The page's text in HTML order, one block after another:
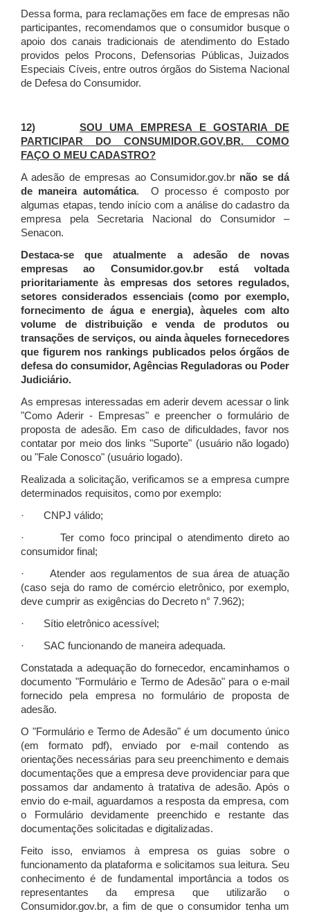
Dessa forma, para reclamações em face de empresas não
participantes, recomendamos que o consumidor busque o
apoio dos canais tradicionais de atendimento do Estado
providos pelos Procons, Defensorias Públicas, Juizados
Especiais Cíveis, entre outros órgãos do Sistema Nacional
de Defesa do Consumidor.
12) SOU UMA EMPRESA E GOSTARIA DE
PARTICIPAR DO CONSUMIDOR.GOV.BR. COMO
FAÇO O MEU CADASTRO?
A adesão de empresas ao Consumidor.gov.br não se dá
de maneira automática. O processo é composto por
algumas etapas, tendo início com a análise do cadastro da
empresa pela Secretaria Nacional do Consumidor –
Senacon.
Destaca-se que atualmente a adesão de novas
empresas ao Consumidor.gov.br está voltada
prioritariamente às empresas dos setores regulados,
setores considerados essenciais (como por exemplo,
fornecimento de água e energia), àqueles com alto
volume de distribuição e venda de produtos ou
transações de serviços, ou ainda àqueles fornecedores
que figurem nos rankings publicados pelos órgãos de
defesa do consumidor, Agências Reguladoras ou Poder
Judiciário.
As empresas interessadas em aderir devem acessar o link
"Como Aderir - Empresas" e preencher o formulário de
proposta de adesão. Em caso de dificuldades, favor nos
contatar por meio dos links "Suporte" (usuário não logado)
ou "Fale Conosco" (usuário logado).
Realizada a solicitação, verificamos se a empresa cumpre
determinados requisitos, como por exemplo:
· CNPJ válido;
· Ter como foco principal o atendimento direto ao
consumidor final;
· Atender aos regulamentos de sua área de atuação
(caso seja do ramo de comércio eletrônico, por exemplo,
deve cumprir as exigências do Decreto n° 7.962);
· Sítio eletrônico acessível;
· SAC funcionando de maneira adequada.
Constatada a adequação do fornecedor, encaminhamos o
documento "Formulário e Termo de Adesão" para o e-mail
fornecido pela empresa no formulário de proposta de
adesão.
O "Formulário e Termo de Adesão" é um documento único
(em formato pdf), enviado por e-mail contendo as
orientações necessárias para seu preenchimento e demais
documentações que a empresa deve providenciar para que
possamos dar andamento à tratativa de adesão. Após o
envio do e-mail, aguardamos a resposta da empresa, com
o Formulário devidamente preenchido e restante das
documentações solicitadas e digitalizadas.
Feito isso, enviamos à empresa os guias sobre o
funcionamento da plataforma e solicitamos sua leitura. Seu
conhecimento é de fundamental importância a todos os
representantes da empresa que utilizarão o
Consumidor.gov.br, a fim de que o consumidor tenha um